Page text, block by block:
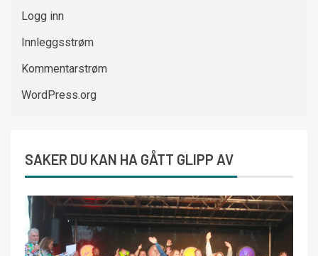
Logg inn
Innleggsstrøm
Kommentarstrøm
WordPress.org
SAKER DU KAN HA GÅTT GLIPP AV